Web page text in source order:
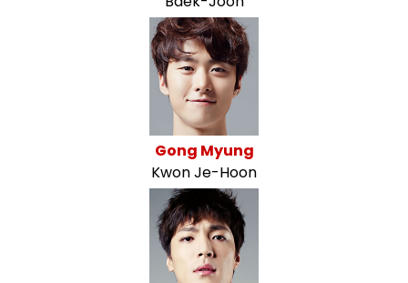
Gong Myung
Kwon Je-Hoon